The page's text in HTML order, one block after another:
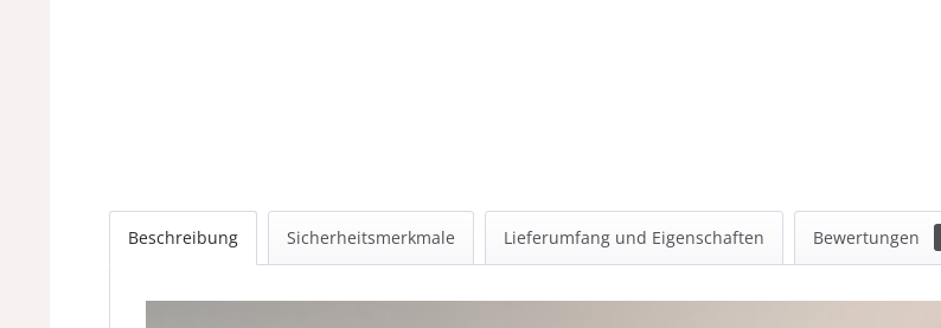
Beschreibung Sicherheitsmerkmale Lieferumfang und Eigenschaften Bewertungen